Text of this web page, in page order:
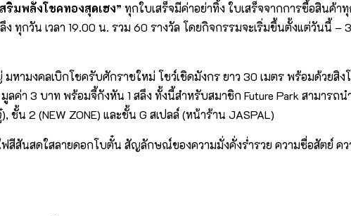
ริมพลังโชคทองสุดเฮง” ทุกใบเสร็จมีค่าอย่าทิ้ง ใบเสร็จจากการซื้อสินค้
ทุกวัน เวลา 19.00 น. รวม 60 รางวัล โดยกิจกรรมจะเริ่มขึ้นตั้งแต่วันนี้
ามงคลเบิกโชครับศักราชใหม่ โชว์เชิดมังกร ยาว 30 เมตร พร้อมด้วยสิ
า 3 บาท พร้อมจี้กังหัน 1 สลึง ทั้งนี้สำหรับสมาชิก Future Park สามารถ
น 2 (NEW ZONE) และชั้น G สเปลล์ (หน้าร้าน JASPAL)
สีสันสดใสลายดอกโบตั๋น สัญลักษณ์ของความมั่งคั่งร่ำรวย ความซื่อสัตย์